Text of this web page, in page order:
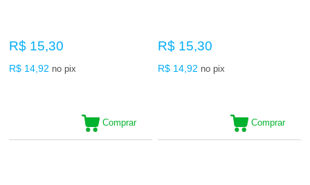
R$ 15,30
R$ 14,92 no pix
Comprar
R$ 15,30
R$ 14,92 no pix
Comprar